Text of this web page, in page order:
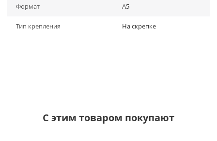
Формат A5
Тип крепления На скрепке
С этим товаром покупают